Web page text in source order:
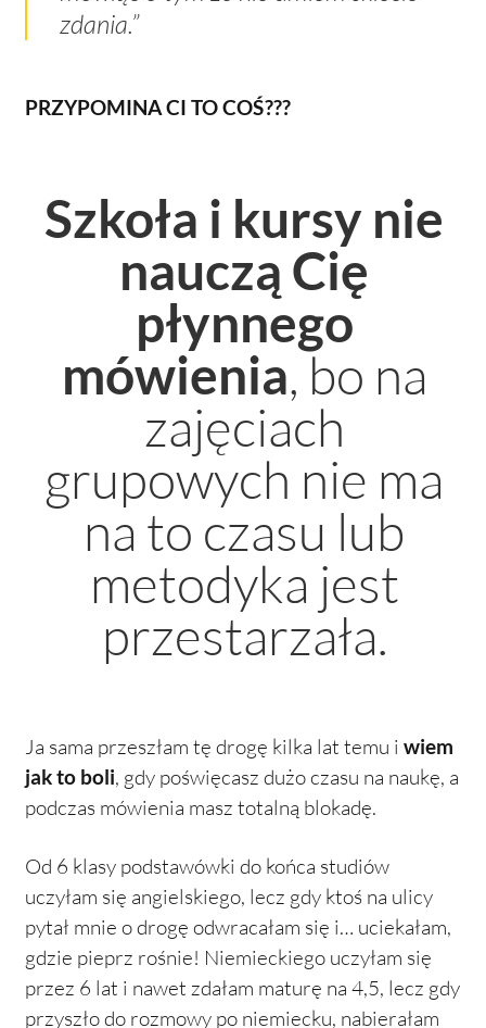
zdania.”
PRZYPOMINA CI TO COŚ???
Szkoła i kursy nie
nauczą Cię
płynnego
mówienia, bo na
zajęciach
grupowych nie ma
na to czasu lub
metodyka jest
przestarzała.
Ja sama przeszłam tę drogę kilka lat temu i wiem
jak to boli, gdy poświęcasz dużo czasu na naukę, a
podczas mówienia masz totalną blokadę.
Od 6 klasy podstawówki do końca studiów
uczyłam się angielskiego, lecz gdy ktoś na ulicy
pytał mnie o drogę odwracałam się i… uciekałam,
gdzie pieprz rośnie! Niemieckiego uczyłam się
przez 6 lat i nawet zdałam maturę na 4,5, lecz gdy
przyszło do rozmowy po niemiecku, nabierałam